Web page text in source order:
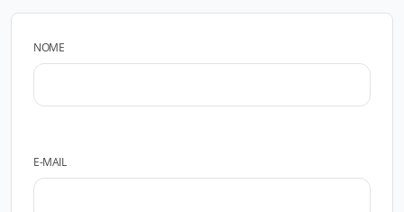
NOME
E-MAIL